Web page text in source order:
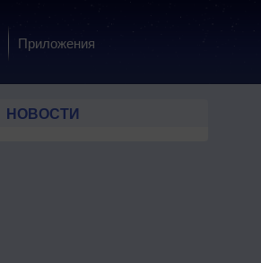
Приложения
НОВОСТИ